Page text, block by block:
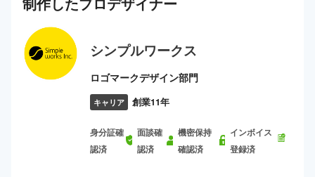
シンプルワークス
ロゴマークデザイン部門
キャリア 創業11年
身分証確
認済
面談確
認済
機密保持
確認済
インボイス
登録済